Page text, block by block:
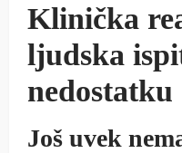
Klinička
ljudska
nedostatku
Još uvek